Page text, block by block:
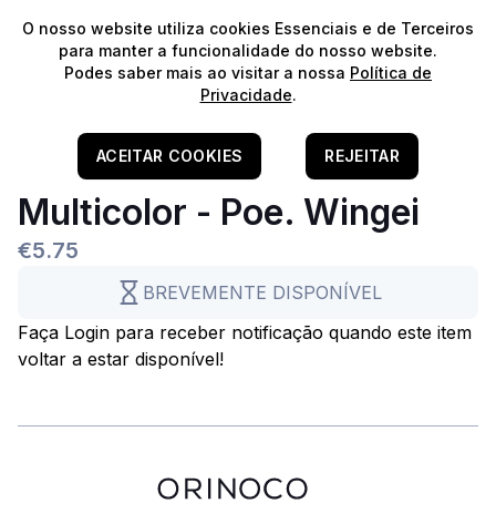
⭐️ Envios Gratuitos para encomendas acima de 60€!*⭐️
Compatível c/ Camarões
Vivos/(Vivos) Água Doce/Peixes/Peixes Comunitários
Endler Cumana No. 25
Multicolor - Poe. Wingei
€5.75
BREVEMENTE DISPONÍVEL
Faça Login para receber notificação quando este item
voltar a estar disponível!
O nosso website utiliza cookies Essenciais e de Terceiros
para manter a funcionalidade do nosso website.
Podes saber mais ao visitar a nossa Política de
Privacidade.
ACEITAR COOKIES REJEITAR